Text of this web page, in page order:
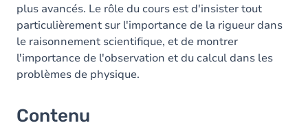
plus avancés. Le rôle du cours est d'insister tout
particulièrement sur l'importance de la rigueur dans
le raisonnement scientifique, et de montrer
l'importance de l'observation et du calcul dans les
problèmes de physique.
Contenu